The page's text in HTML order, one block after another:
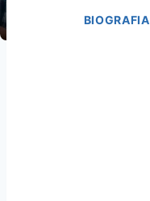
BIOGRAFIA